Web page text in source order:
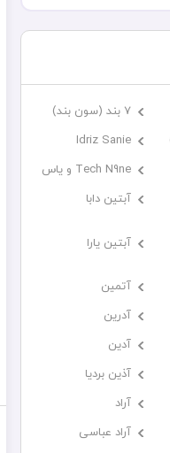
7 بند (سون بند)
Idriz Sanie
Tech N9ne و یاس
آبتین دابا
آبتین یارا
آتمین
آدرین
آدین
آذین بردیا
آراد
آراد عباسی